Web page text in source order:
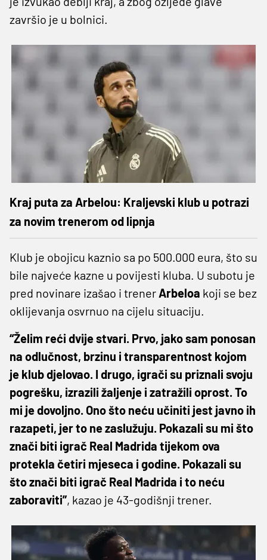
završio je u bolnici.
Kraj puta za Arbelou: Kraljevski klub u potrazi
za novim trenerom od lipnja
Klub je obojicu kaznio sa po 500.000 eura, što su
bile najveće kazne u povijesti kluba. U subotu je
pred novinare izašao i trener Arbeloa koji se bez
oklijevanja osvrnuo na cijelu situaciju.
“Želim reći dvije stvari. Prvo, jako sam ponosan
na odlučnost, brzinu i transparentnost kojom
je klub djelovao. I drugo, igrači su priznali svoju
pogrešku, izrazili žaljenje i zatražili oprost. To
mi je dovoljno. Ono što neću učiniti jest javno ih
razapeti, jer to ne zaslužuju. Pokazali su mi što
znači biti igrač Real Madrida tijekom ova
protekla četiri mjeseca i godine. Pokazali su
što znači biti igrač Real Madrida i to neću
zaboraviti”, kazao je 43-godišnji trener.